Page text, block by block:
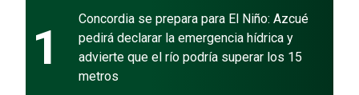
1
Concordia se prepara para El Niño: Azcué
pedirá declarar la emergencia hídrica y
advierte que el río podría superar los 15
metros